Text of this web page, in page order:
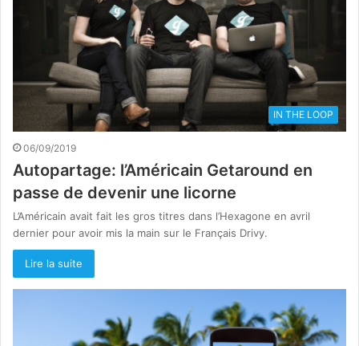
IN THE LOOP
06/09/2019
Autopartage: l’Américain Getaround en
passe de devenir une licorne
L’Américain avait fait les gros titres dans l’Hexagone en avril
dernier pour avoir mis la main sur le Français Drivy.
Lire la suite